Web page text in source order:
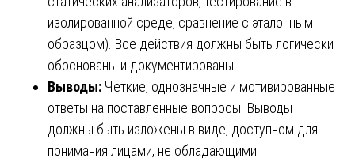
изолированной среде, сравнение с эталонным
образцом). Все действия должны быть логически
обоснованы и документированы.
Выводы: Четкие, однозначные и мотивированные
ответы на поставленные вопросы. Выводы
должны быть изложены в виде, доступном для
понимания лицами, не обладающими